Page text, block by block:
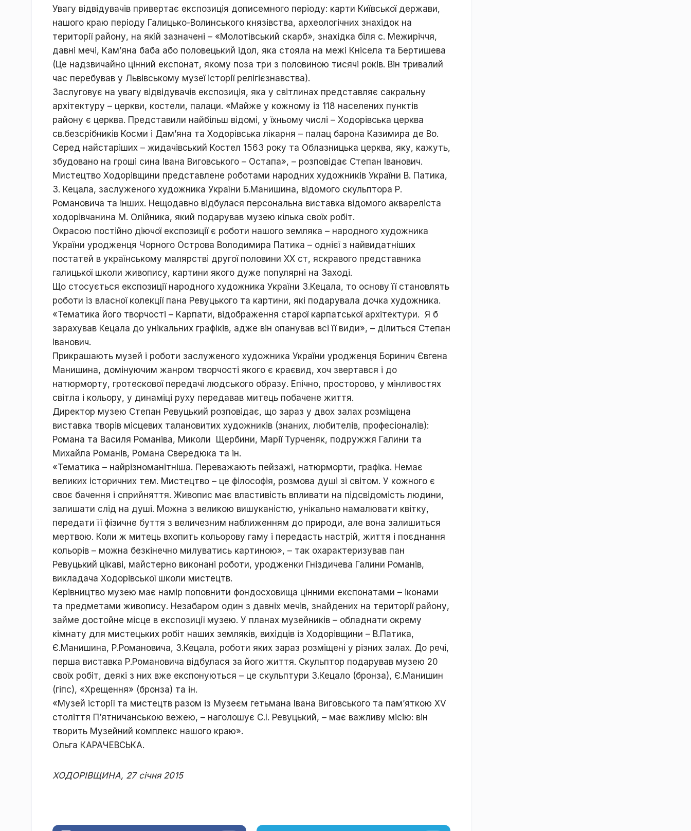
і
знай
рідний
край
Ходорів’яни
світах
Увагу відвідувачів привертає експозиція дописемного періоду: карти Київської держави,
нашого краю періоду Галицько-Волинського князівства, археологічних знахідок на
території району, на якій зазначені – «Молотівський скарб», знахідка біля с. Межиріччя,
давні мечі, Кам’яна баба або половецький ідол, яка стояла на межі Кнісела та Бертишева
(Це надзвичайно цінний експонат, якому поза три з половиною тисячі років. Він тривалий
час перебував у Львівському музеї історії релігієзнавства).
Заслуговує на увагу відвідувачів експозиція, яка у світлинах представляє сакральну
архітектуру – церкви, костели, палаци. «Майже у кожному із 118 населених пунктів
району є церква. Представили найбільш відомі, у їхньому числі – Ходорівська церква
св.безсрібників Косми і Дам’яна та Ходорівська лікарня – палац барона Казимира де Во.
Серед найстаріших – жидачівський Костел 1563 року та Облазницька церква, яку, кажуть,
збудовано на гроші сина Івана Виговського – Остапа», – розповідає Степан Іванович.
Мистецтво Ходорівщини представлене роботами народних художників України В. Патика,
З. Кецала, заслуженого художника України Б.Манишина, відомого скульптора Р.
Романовича та інших. Нещодавно відбулася персональна виставка відомого аквареліста
ходорівчанина М. Олійника, який подарував музею кілька своїх робіт.
Окрасою постійно діючої експозиції є роботи нашого земляка – народного художника
України уродженця Чорного Острова Володимира Патика – однієї з найвидатніших
постатей в українському малярстві другої половини ХХ ст, яскравого представника
галицької школи живопису, картини якого дуже популярні на Заході.
Що стосується експозиції народного художника України З.Кецала, то основу її становлять
роботи із власної колекції пана Ревуцького та картини, які подарувала дочка художника.
«Тематика його творчості – Карпати, відображення старої карпатської архітектури. Я б
зарахував Кецала до унікальних графіків, адже він опанував всі її види», – ділиться Степан
Іванович.
Прикрашають музей і роботи заслуженого художника України уродженця Боринич Євгена
Манишина, домінуючим жанром творчості якого є краєвид, хоч звертався і до
натюрморту, гротескової передачі людського образу. Епічно, просторово, у мінливостях
світла і кольору, у динаміці руху передавав митець побачене життя.
Директор музею Степан Ревуцький розповідає, що зараз у двох залах розміщена
виставка творів місцевих талановитих художників (знаних, любителів, професіоналів):
Романа та Василя Романіва, Миколи Щербини, Марії Турченяк, подружжя Галини та
Михайла Романів, Романа Свередюка та ін.
«Тематика – найрізноманітніша. Переважають пейзажі, натюрморти, графіка. Немає
великих історичних тем. Мистецтво – це філософія, розмова душі зі світом. У кожного є
своє бачення і сприйняття. Живопис має властивість впливати на підсвідомість людини,
залишати слід на душі. Можна з великою вишуканістю, унікально намалювати квітку,
передати її фізичне буття з величезним наближенням до природи, але вона залишиться
мертвою. Коли ж митець вхопить кольорову гаму і передасть настрій, життя і поєднання
кольорів – можна безкінечно милуватись картиною», – так охарактеризував пан
Ревуцький цікаві, майстерно виконані роботи, уродженки Гніздичева Галини Романів,
викладача Ходорівської школи мистецтв.
Керівництво музею має намір поповнити фондосховища цінними експонатами – іконами
та предметами живопису. Незабаром один з давніх мечів, знайдених на території району,
займе достойне місце в експозиції музею. У планах музейників – обладнати окрему
кімнату для мистецьких робіт наших земляків, вихідців із Ходорівщини – В.Патика,
Є.Манишина, Р.Романовича, З.Кецала, роботи яких зараз розміщені у різних залах. До речі,
перша виставка Р.Романовича відбулася за його життя. Скульптор подарував музею 20
своїх робіт, деякі з них вже експонуються – це скульптури З.Кецало (бронза), Є.Манишин
(гіпс), «Хрещення» (бронза) та ін.
«Музей історії та мистецтв разом із Музеєм гетьмана Івана Виговського та пам’яткою XV
століття П’ятничанською вежею, – наголошує С.І. Ревуцький, – має важливу місію: він
творить Музейний комплекс нашого краю».
Ольга КАРАЧЕВСЬКА.
ХОДОРІВЩИНА, 27 січня 2015